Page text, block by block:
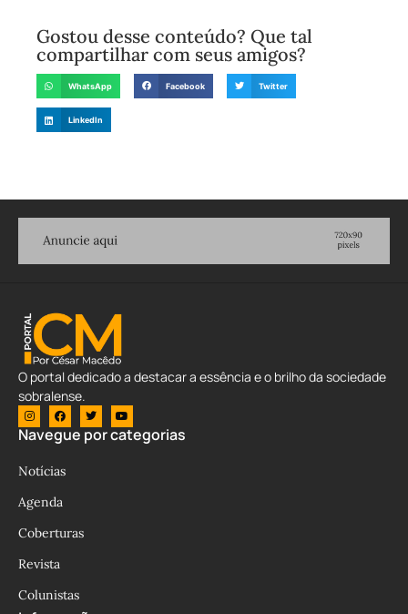
Gostou desse conteúdo? Que tal
compartilhar com seus amigos?
WhatsApp Facebook Twitter
LinkedIn
O portal dedicado a destacar a essência e o brilho da sociedade
sobralense.
Navegue por categorias
Notícias
Agenda
Coberturas
Revista
Colunistas